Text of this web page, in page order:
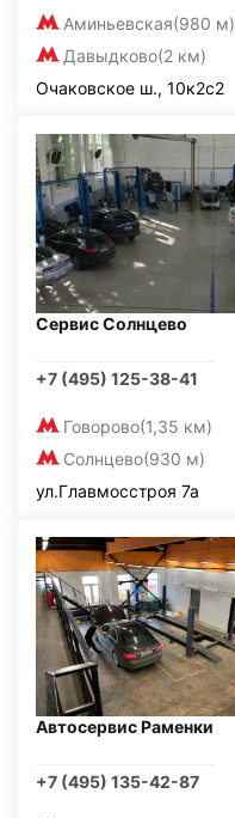
Аминьевская(980 м)
Давыдково(2 км)
Очаковское ш., 10к2с2
Сервис Солнцево
+7 (495) 125-38-41
Говорово(1,35 км)
Солнцево(930 м)
ул.Главмосстроя 7а
Автосервис Раменки
+7 (495) 135-42-87